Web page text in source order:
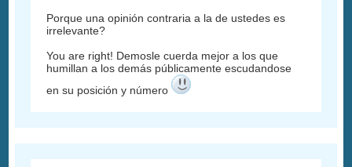
Porque una opinión contraria a la de ustedes es
irrelevante?
You are right! Demosle cuerda mejor a los que
humillan a los demás públicamente escudandose
en su posición y número